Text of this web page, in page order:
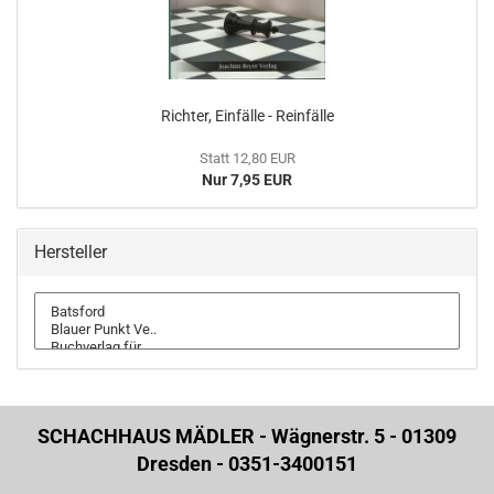
Richter, Einfälle - Reinfälle
Statt 12,80 EUR
Nur 7,95 EUR
Hersteller
SCHACHHAUS MÄDLER - Wägnerstr. 5 - 01309
Dresden - 0351-3400151